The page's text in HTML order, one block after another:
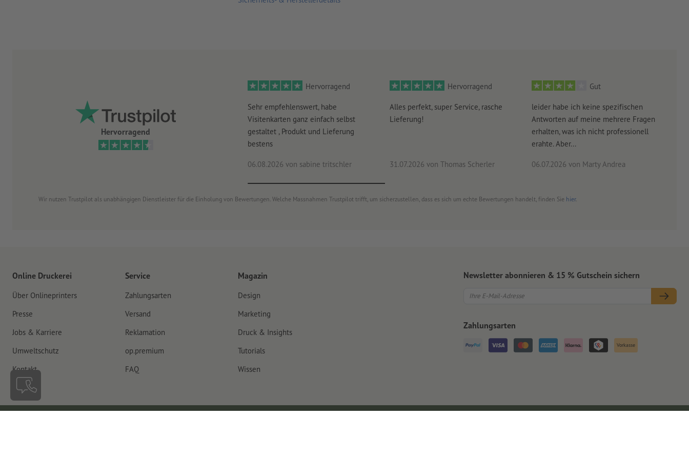
Hervorragend
Hervorragend
Sehr empfehlenswert, habe
Visitenkarten ganz einfach selbst
gestaltet , Produkt und Lieferung
bestens
06.08.2026 von sabine tritschler
Hervorragend
Alles perfekt, super Service, rasche
Lieferung!
31.07.2026 von Thomas Scherler
Gut
leider habe ich keine spezifischen
Antworten auf meine mehrere Fragen
erhalten, was ich nicht professionell
erahte. Aber...
06.07.2026 von Marty Andrea
Wir nutzen Trustpilot als unabhängigen Dienstleister für die Einholung von Bewertungen. Welche Massnahmen Trustpilot trifft, um sicherzustellen, dass es sich um echte Bewertungen handelt, finden Sie hier.
Online Druckerei
Über Onlineprinters
Presse
Jobs & Karriere
Umweltschutz
Kontakt
Service
Zahlungsarten
Versand
Reklamation
op.premium
FAQ
Magazin
Design
Marketing
Druck & Insights
Tutorials
Wissen
Newsletter abonnieren & 15 % Gutschein sichern
Zahlungsarten
Vorkasse